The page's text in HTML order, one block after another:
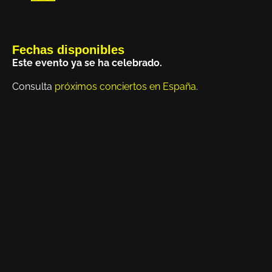
Fechas disponibles
Este evento ya se ha celebrado.
Consulta próximos conciertos en España.